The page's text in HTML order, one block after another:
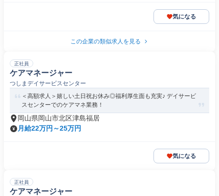
気になる
この企業の類似求人を見る
正社員
ケアマネージャー
つしまデイサービスセンター
＜高額求人＞嬉しい土日祝お休み◎福利厚生面も充実♪ デイサービ
スセンターでのケアマネ業務！
岡山県岡山市北区津島福居
月給22万円～25万円
気になる
正社員
ケアマネージャー